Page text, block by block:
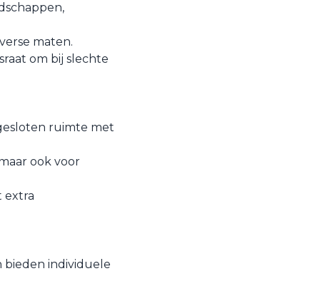
maten.
om bij slechte
ruimte met
ook voor
extra
bieden individuele